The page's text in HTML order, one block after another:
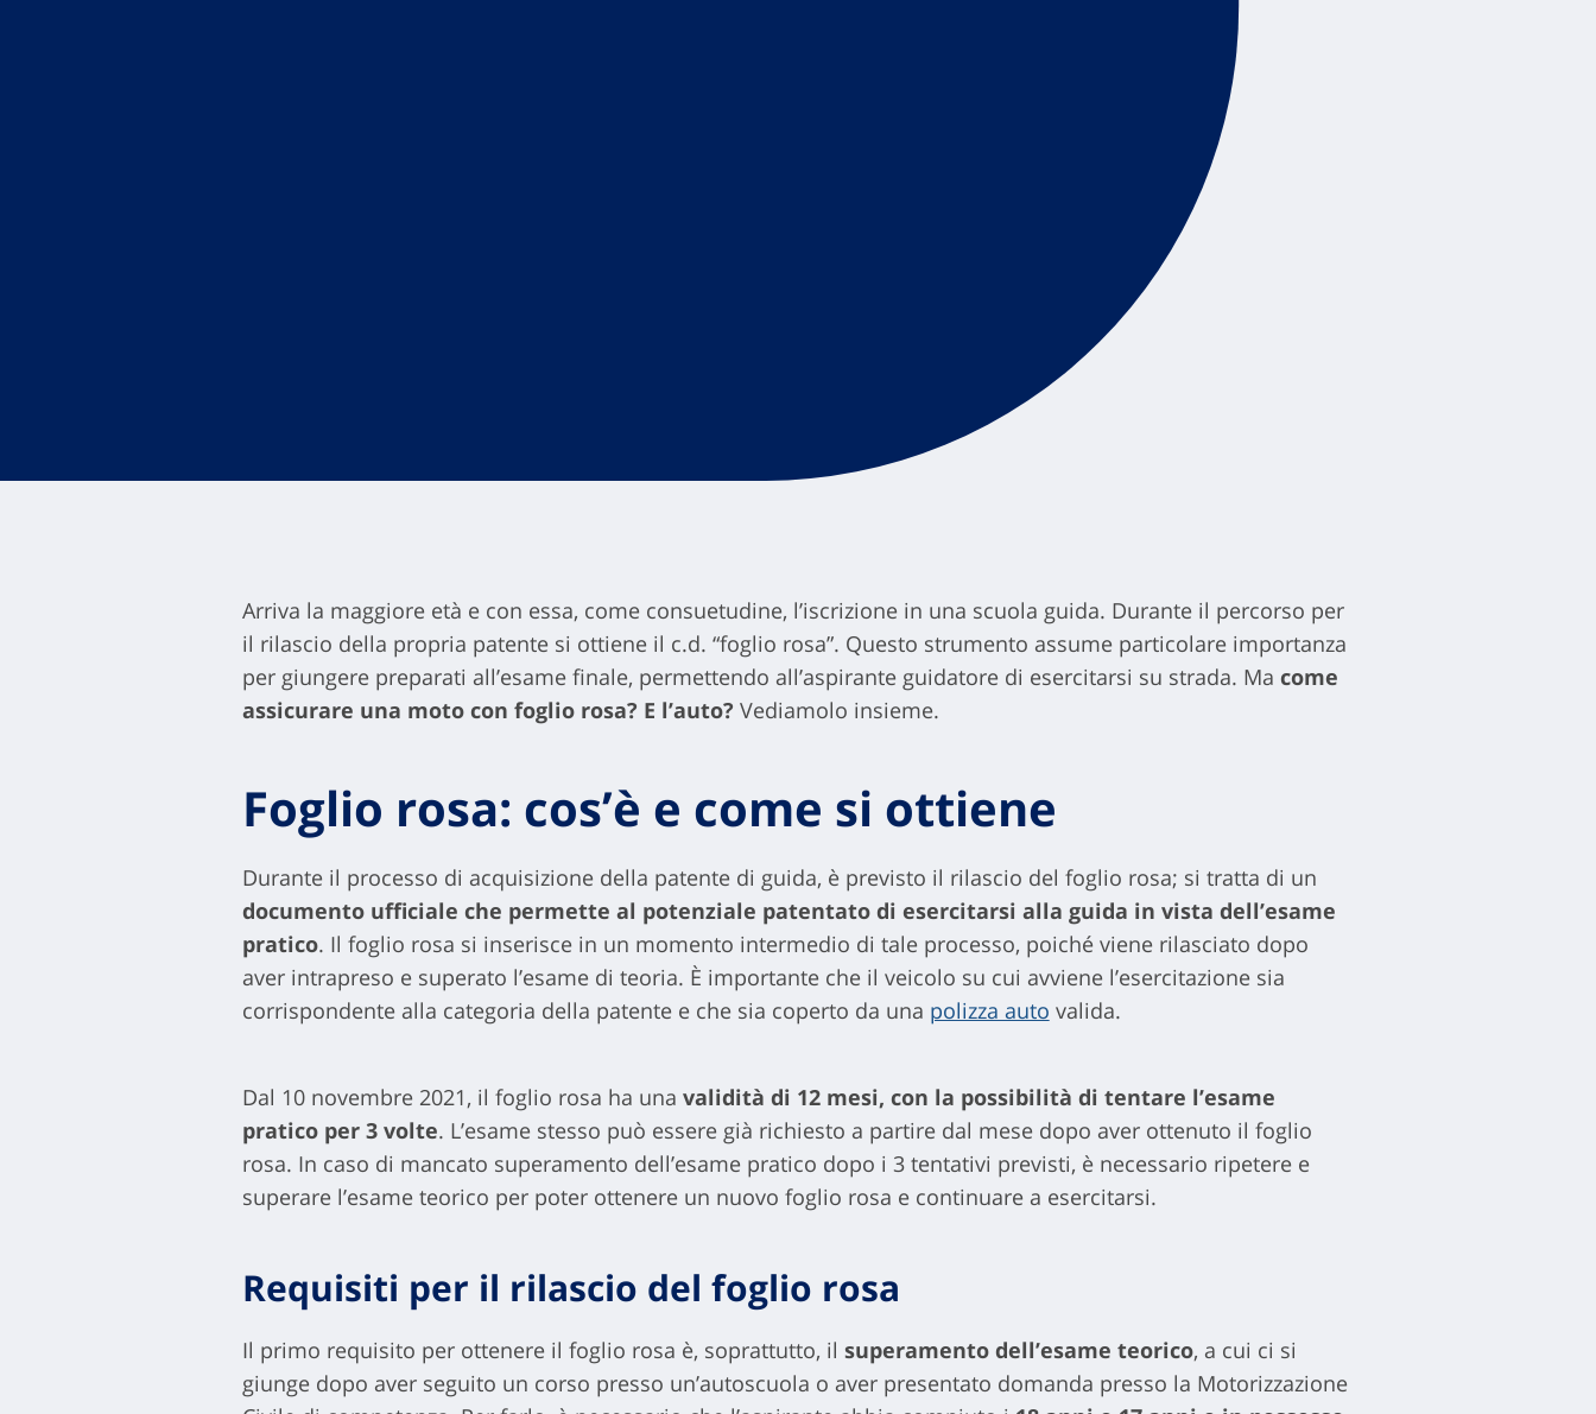
Arriva la maggiore età e con essa, come consuetudine, l’iscrizione in una scuola guida. Durante il percorso per
il rilascio della propria patente si ottiene il c.d. “foglio rosa”. Questo strumento assume particolare importanza
per giungere preparati all’esame finale, permettendo all’aspirante guidatore di esercitarsi su strada. Ma come
assicurare una moto con foglio rosa? E l’auto? Vediamolo insieme.
Foglio rosa: cos’è e come si ottiene
Durante il processo di acquisizione della patente di guida, è previsto il rilascio del foglio rosa; si tratta di un
documento ufficiale che permette al potenziale patentato di esercitarsi alla guida in vista dell’esame
pratico. Il foglio rosa si inserisce in un momento intermedio di tale processo, poiché viene rilasciato dopo
aver intrapreso e superato l’esame di teoria. È importante che il veicolo su cui avviene l’esercitazione sia
corrispondente alla categoria della patente e che sia coperto da una polizza auto valida.
Dal 10 novembre 2021, il foglio rosa ha una validità di 12 mesi, con la possibilità di tentare l’esame
pratico per 3 volte. L’esame stesso può essere già richiesto a partire dal mese dopo aver ottenuto il foglio
rosa. In caso di mancato superamento dell’esame pratico dopo i 3 tentativi previsti, è necessario ripetere e
superare l’esame teorico per poter ottenere un nuovo foglio rosa e continuare a esercitarsi.
Requisiti per il rilascio del foglio rosa
Il primo requisito per ottenere il foglio rosa è, soprattutto, il superamento dell’esame teorico, a cui ci si
giunge dopo aver seguito un corso presso un’autoscuola o aver presentato domanda presso la Motorizzazione